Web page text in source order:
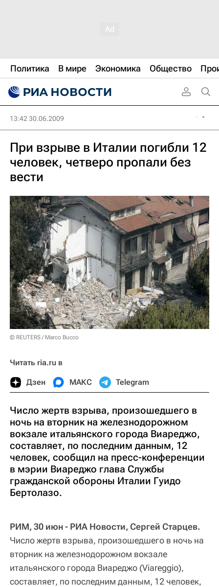
Политика В мире Экономика Общество
13:42 30.06.2009
При взрыве в Италии погибли 12
человек, четверо пропали без
вести
© REUTERS / Marco Bucco
Читать ria.ru в
Дзен МАКС Telegram
Число жертв взрыва, произошедшего в
ночь на вторник на железнодорожном
вокзале итальянского города Виареджо,
составляет, по последним данным, 12
человек, сообщил на пресс-конференции
в мэрии Виареджо глава Службы
гражданской обороны Италии Гуидо
Бертолазо.
РИМ, 30 июн - РИА Новости, Сергей Старцев.
Число жертв взрыва, произошедшего в ночь на
вторник на железнодорожном вокзале
итальянского города Виареджо (Viareggio),
составляет, по последним данным, 12 человек,